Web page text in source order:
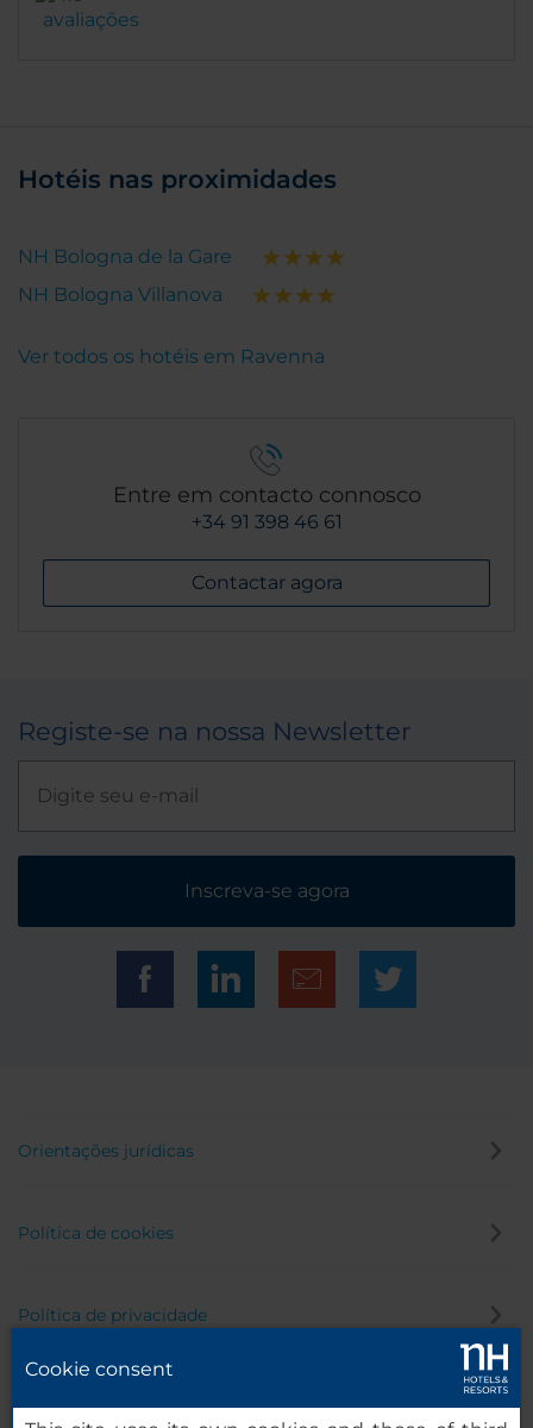
avaliações
Hotéis nas proximidades
NH Bologna de la Gare
NH Bologna Villanova
Ver todos os hotéis em Ravenna
Entre em contacto connosco
+34 91 398 46 61
Contactar agora
Registe-se na nossa Newsletter
Inscreva-se agora
Orientações jurídicas
Política de cookies
Política de privacidade
Cookie consent